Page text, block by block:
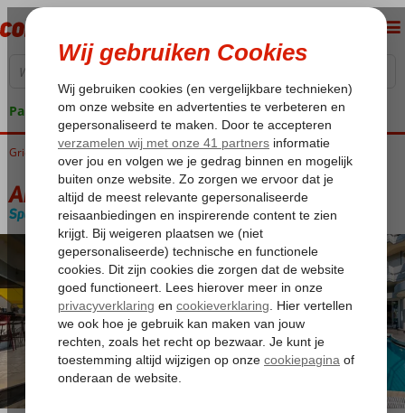
Pakketgarantie
Home
Griekenland Kos Kos-Stad Angela Appartementen
Angela Appartementen
Special category Logies -Appartement